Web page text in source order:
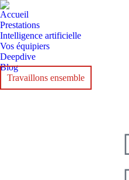
Accueil
Prestations
Intelligence artificielle
Vos équipiers
Deepdive
Blog
Travaillons ensemble